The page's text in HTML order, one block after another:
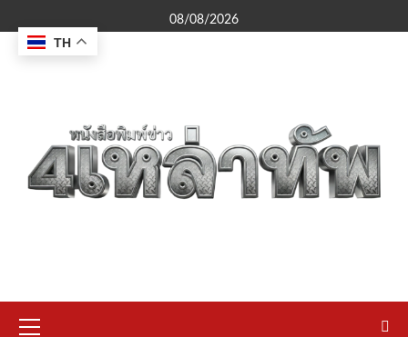
to
content
08/08/2026
Menu
TH